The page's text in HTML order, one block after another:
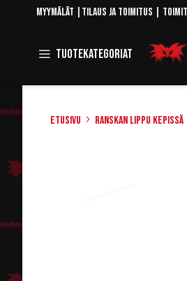
Skip
Myymälät Tilaus ja toimitus |
Tuotekategoriat Toggle
Navigation
Etusivu Ranskan lippu kepissä